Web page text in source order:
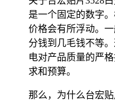
是一个固定的数字
价格会有所浮动。
分钱到几毛钱不等
电对产品质量的严
求和预算。
那么，为什么台宏